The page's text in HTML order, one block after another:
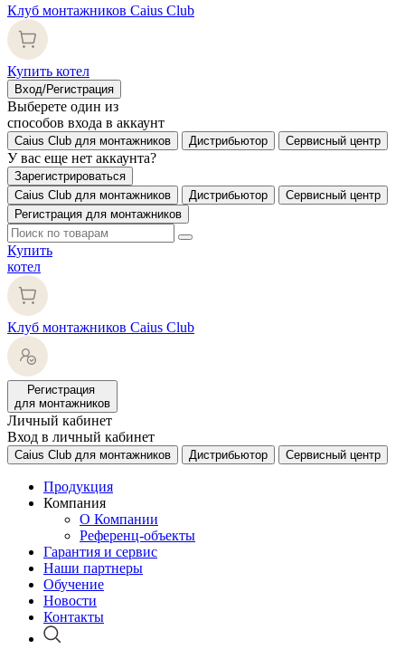
Клуб монтажников Caius Club
Купить котел
Вход/Регистрация
Выберете один из
способов входа в аккаунт
Caius Club для монтажников Дистрибьютор Сервисный центр
У вас еще нет аккаунта?
Зарегистрироваться
Caius Club для монтажников
Дистрибьютор
Сервисный центр
Регистрация для монтажников
Купить
котел
Клуб монтажников Caius Club
Регистрация
для монтажников
Личный кабинет
Вход в личный кабинет
Caius Club для монтажников Дистрибьютор Сервисный центр
Продукция
Компания
О Компании
Референц-объекты
Гарантия и сервис
Наши партнеры
Обучение
Новости
Контакты